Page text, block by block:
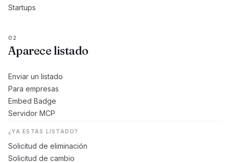
Startups
02
Aparece listado
Enviar un listado
Para empresas
Embed Badge
Servidor MCP
¿YA ESTÁS LISTADO?
Solicitud de eliminación
Solicitud de cambio